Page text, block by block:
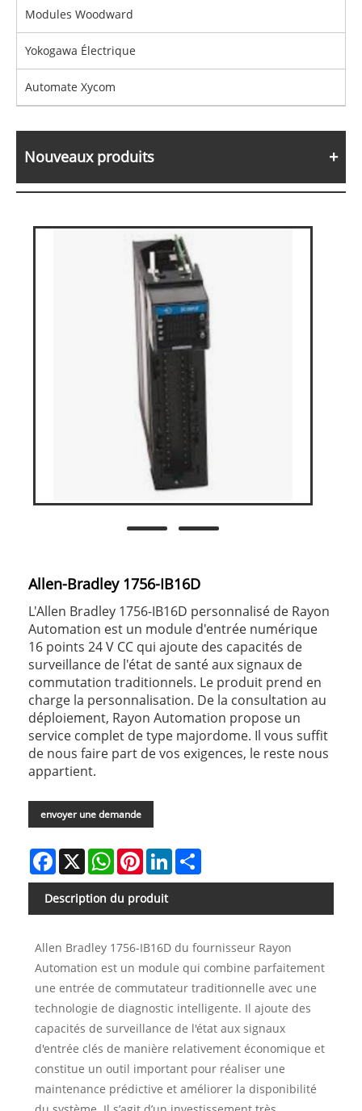
Modules Woodward
Yokogawa Électrique
Automate Xycom
Nouveaux produits
Allen-Bradley 1756-IB16D
L'Allen Bradley 1756-IB16D personnalisé de Rayon
Automation est un module d'entrée numérique
16 points 24 V CC qui ajoute des capacités de
surveillance de l'état de santé aux signaux de
commutation traditionnels. Le produit prend en
charge la personnalisation. De la consultation au
déploiement, Rayon Automation propose un
service complet de type majordome. Il vous suffit
de nous faire part de vos exigences, le reste nous
appartient.
envoyer une demande
Facebook
X WhatsAppPinterestLinkedIn
Description du produit
Allen Bradley 1756-IB16D du fournisseur Rayon
Automation est un module qui combine parfaitement
une entrée de commutateur traditionnelle avec une
technologie de diagnostic intelligente. Il ajoute des
capacités de surveillance de l'état aux signaux
d'entrée clés de manière relativement économique et
constitue un outil important pour réaliser une
maintenance prédictive et améliorer la disponibilité